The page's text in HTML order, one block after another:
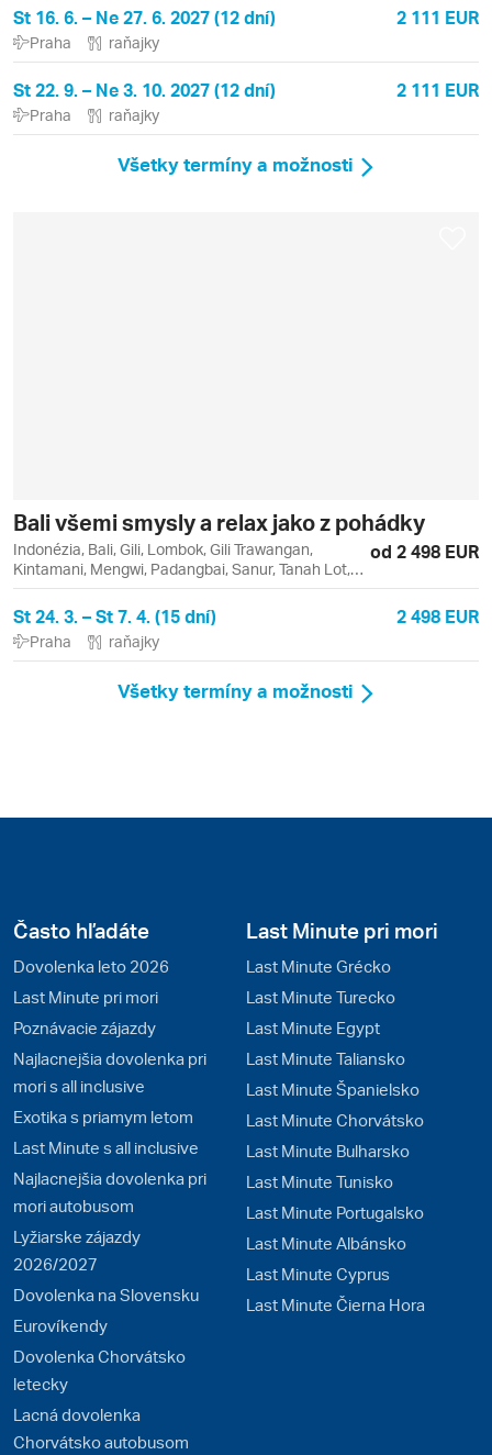
St 16. 6. – Ne 27. 6. 2027 (12 dní) 2 111 EUR
Praha raňajky
St 22. 9. – Ne 3. 10. 2027 (12 dní) 2 111 EUR
Praha raňajky
Všetky termíny a možnosti
Bali všemi smysly a relax jako z pohádky
Indonézia, Bali, Gili, Lombok, Gili Trawangan,
Kintamani, Mengwi, Padangbai, Sanur, Tanah Lot,
Ubud, Uluwatu
od 2 498 EUR
St 24. 3. – St 7. 4. (15 dní) 2 498 EUR
Praha raňajky
Všetky termíny a možnosti
Často hľadáte
Dovolenka leto 2026
Last Minute pri mori
Poznávacie zájazdy
Najlacnejšia dovolenka pri
mori s all inclusive
Exotika s priamym letom
Last Minute s all inclusive
Najlacnejšia dovolenka pri
mori autobusom
Lyžiarske zájazdy
2026/2027
Dovolenka na Slovensku
Eurovíkendy
Dovolenka Chorvátsko
letecky
Lacná dovolenka
Chorvátsko autobusom
Last Minute pri mori
Last Minute Grécko
Last Minute Turecko
Last Minute Egypt
Last Minute Taliansko
Last Minute Španielsko
Last Minute Chorvátsko
Last Minute Bulharsko
Last Minute Tunisko
Last Minute Portugalsko
Last Minute Albánsko
Last Minute Cyprus
Last Minute Čierna Hora